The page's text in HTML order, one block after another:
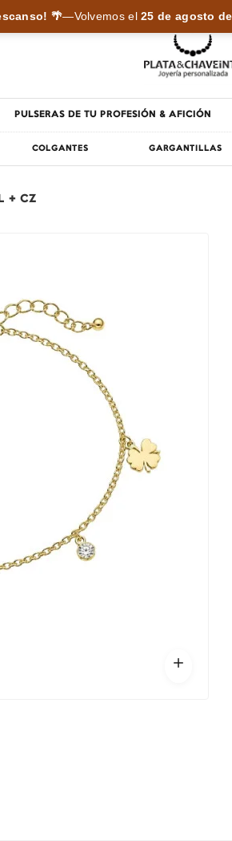
🌴—Volvemos el25 de agosto
PULSERAS DE TU PROFESIÓN & AFICIÓN
COLGANTES GARGANTILLAS
+ CZ